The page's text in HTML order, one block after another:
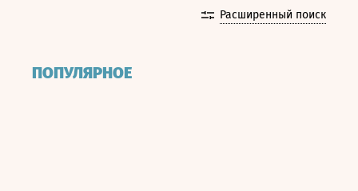
Расширенный поиск
ПОПУЛЯРНОЕ